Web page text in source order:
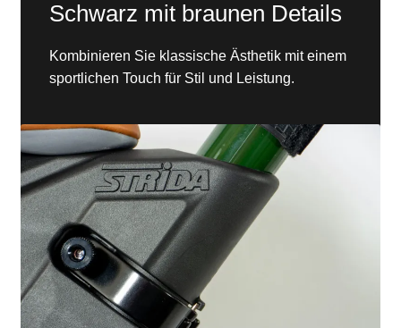
Schwarz mit braunen Details
Kombinieren Sie klassische Ästhetik mit einem
sportlichen Touch für Stil und Leistung.